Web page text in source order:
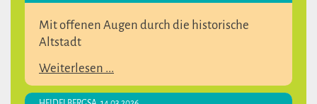
Mit offenen Augen durch die historische
Altstadt
Weiterlesen ...